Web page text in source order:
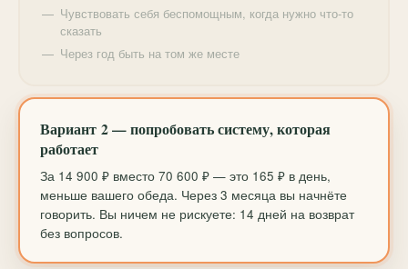
Чувствовать себя беспомощным, когда нужно что-то
сказать
Через год быть на том же месте
Вариант 2 — попробовать систему, которая
работает
За 14 900 ₽ вместо 70 600 ₽ — это 165 ₽ в день,
меньше вашего обеда. Через 3 месяца вы начнёте
говорить. Вы ничем не рискуете: 14 дней на возврат
без вопросов.